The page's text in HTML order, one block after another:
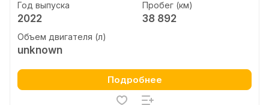
Год выпуска
2022
Пробег (км)
38 892
Объем двигателя (л)
unknown
Подробнее